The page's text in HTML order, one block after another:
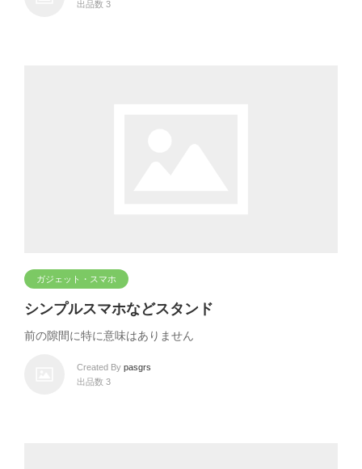
出品数 3
ガジェット・スマホ
シンプルスマホなどスタンド
前の隙間に特に意味はありません
Created By pasgrs
出品数 3